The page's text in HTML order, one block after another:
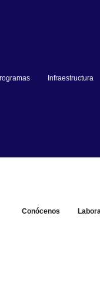
Infraestructura
Conócenos